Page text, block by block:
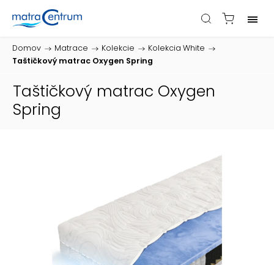
Domov / Matrace / Kolekcie / Kolekcia White /
Taštičkový matrac Oxygen Spring
Taštičkový matrac Oxygen
Spring